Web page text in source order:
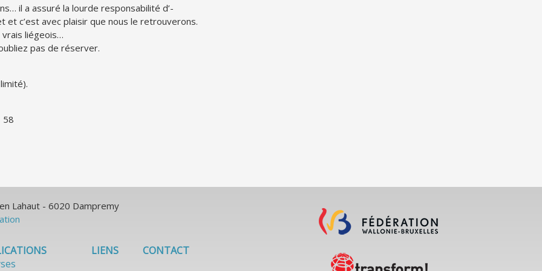
il a assuré la lourde responsabilité d’-
c’est avec plaisir que nous le retrouverons.
vrais liégeois…
pas de réserver.
58
Lahaut - 6020 Dampremy
LIENS CONTACT